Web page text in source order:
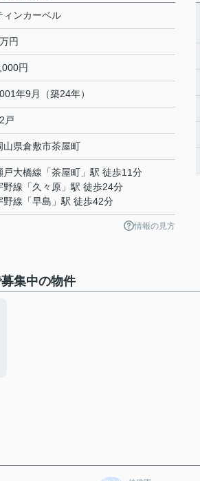
ィンカーベル
円
円
年9月（築24年）
戸
山県倉敷市茶屋町
戸大橋線 「茶屋町 」駅 徒歩11分
野線 「久々原 」駅 徒歩24分
野線 「早島 」駅 徒歩42分
情報の見方
集中の物件